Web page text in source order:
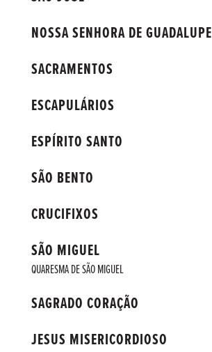
NOSSA SENHORA DE GUADALUPE
SACRAMENTOS
ESCAPULÁRIOS
ESPÍRITO SANTO
SÃO BENTO
CRUCIFIXOS
SÃO MIGUEL
QUARESMA DE SÃO MIGUEL
SAGRADO CORAÇÃO
JESUS MISERICORDIOSO